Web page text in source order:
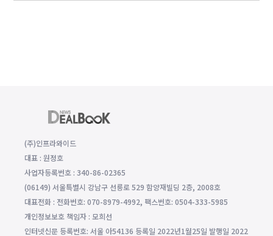
(주)인프라와이드
대표 : 원정호
사업자등록번호 : 340-86-02365
(06149) 서울특별시 강남구 선릉로 529 함양재빌딩 2층, 2008호
대표전화 : 전화번호: 070-8979-4992, 팩스번호: 0504-333-5985
개인정보보호 책임자 : 모희선
인터넷신문 등록번호: 서울 아54136 등록일 2022년1월25일 발행일 2022